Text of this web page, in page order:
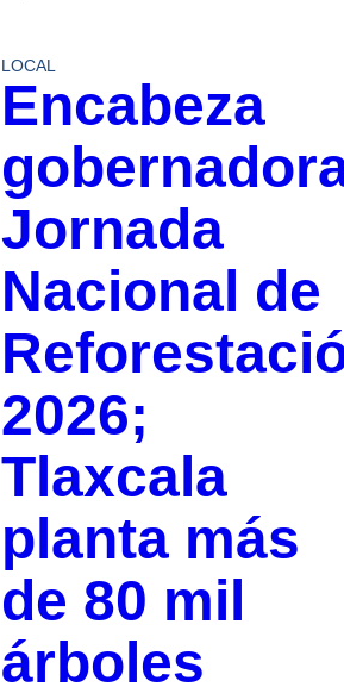
LOCAL
Encabeza
Jornada
Nacional de
2026;
Tlaxcala
planta más
de 80 mil
árboles